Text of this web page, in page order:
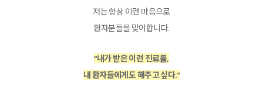
저는 항상 이런 마음으로
환자분들을 맞이합니다.
“내가 받은 이런 진료를,
내 환자들에게도 해주고 싶다.”